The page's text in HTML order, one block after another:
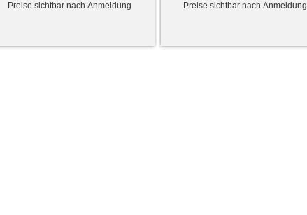
Preise sichtbar nach Anmeldung Preise sichtbar nach Anmeldung